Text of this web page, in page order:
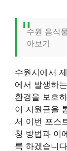
수원 음식
아보기
수원시에서
에서 발생하
환경을 보호
이 지원금을
서 이번 포스
청 방법과 이
록 하겠습니